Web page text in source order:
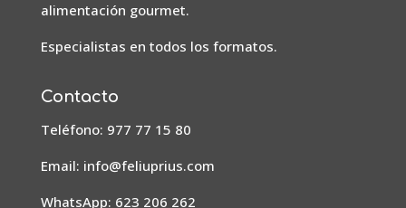
alimentación gourmet.
Especialistas en todos los formatos.
Contacto
Teléfono: 977 77 15 80
Email: info@feliuprius.com
WhatsApp: 623 206 262